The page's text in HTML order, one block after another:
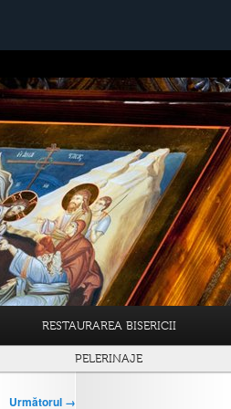
RESTAURAREA BISERICII
PELERINAJE
Următorul →